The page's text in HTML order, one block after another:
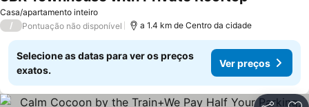
Casa/apartamento inteiro
/ Pontuação não disponível a 1.4 km de Centro da cidade
Selecione as datas para ver os preços
exatos.
Ver preços